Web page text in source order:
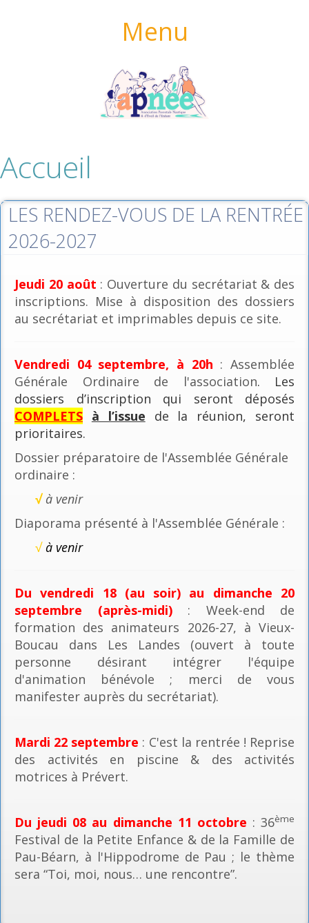
Menu
Accueil
LES RENDEZ-VOUS DE LA RENTRÉE
2026-2027
Jeudi 20 août : Ouverture du secrétariat & des
inscriptions. Mise à disposition des dossiers
au secrétariat et imprimables depuis ce site.
Vendredi 04 septembre, à 20h : Assemblée
Générale Ordinaire de l'association. Les
dossiers d’inscription qui seront déposés
COMPLETS à l’issue de la réunion, seront
prioritaires.
Dossier préparatoire de l'Assemblée Générale
ordinaire :
√ à venir
Diaporama présenté à l'Assemblée Générale :
√à venir
Du vendredi 18 (au soir) au dimanche 20
septembre (après-midi): Week-end de
formation des animateurs 2026-27, à Vieux-
Boucau dans Les Landes (ouvert à toute
personne désirant intégrer l'équipe
d'animation bénévole ; merci de vous
manifester auprès du secrétariat).
Mardi 22 septembre : C'est la rentrée ! Reprise
des activités en piscine & des activités
motrices à Prévert.
Du jeudi 08 au dimanche 11 octobre : 36ème
Festival de la Petite Enfance & de la Famille de
Pau-Béarn, à l'Hippodrome de Pau ; le thème
sera “Toi, moi, nous… une rencontre”.